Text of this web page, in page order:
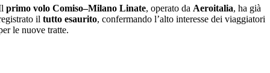
primo volo Comiso–Milano Linate, operato da Aeroitalia, ha già
iltutto esaurito, confermando l’alto interesse dei viaggiatori
le nuove tratte.